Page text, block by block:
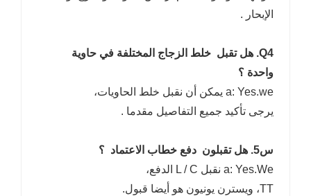
الإبحار .
Q4. هل تقبل خلط الزجاج المختلفة في حاوية
واحدة ؟
a: Yes.we يمكن أن نقبل خلط الحاويات،
يرجى تأكيد جميع التفاصيل مقدما .
س5. هل تقبلون دفع خطاب الاعتماد ؟
a: Yes.We نقبل L / C الدفع،
TT، ويسترن يونيون هو أيضا قبول.